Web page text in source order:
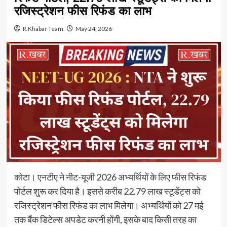
रजिस्ट्रेशन फीस रिफंड का लाभ
R.Khabar Team May 24, 2026
कोटा। एनटीए ने नीट-यूजी 2026 अभ्यर्थियों के लिए फीस रिफंड
पोर्टल शुरू कर दिया है। इससे करीब 22.79 लाख स्टूडेंट्स को
रजिस्ट्रेशन फीस रिफंड का लाभ मिलेगा। अभ्यर्थियों को 27 मई
तक बैंक डिटेल्स अपडेट करनी होंगी, इसके बाद किसी तरह का